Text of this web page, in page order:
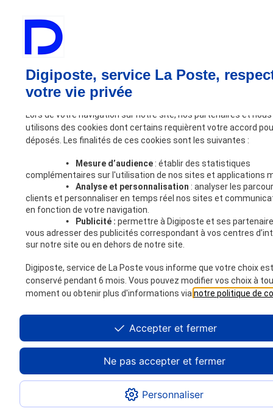
Digiposte, service La Poste,
votre vie privée
Lors de votre navigation sur notre site, nos partenaires et nous
utilisons des cookies dont certains requièrent votre accord
déposés. Les finalités de ces cookies sont les suivantes :
• Mesure d’audience : établir des statistiques
complémentaires sur l'utilisation de nos sites et applications
•
Analyse et personnalisation : analyser les
clients et personnaliser en temps réel nos sites et
en fonction de votre navigation.
•
Publicité : permettre à Digiposte et ses
vous adresser des publicités correspondant à vos centres
sur notre site ou en dehors de notre site.
Digiposte, service de La Poste vous informe que votre choix est
conservé pendant 6 mois. Vous pouvez modifier vos choix à
moment ou obtenir plus d'informations via notre politique de
Personnaliser
Ne pas accepter et fermer
Accepter et fermer